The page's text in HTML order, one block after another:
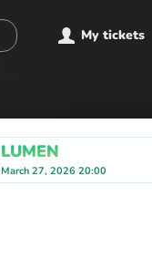
My tickets
LUMEN
March 27, 2026 20:00